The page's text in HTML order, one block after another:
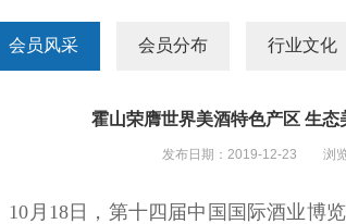
会员风采 会员分布 行业文化
霍山荣膺世界美酒特色产区 生
发布日期：2019-12-23 浏览
10 月 18日，第十四届中国国际酒业博